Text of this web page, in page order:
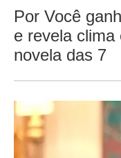
Por Você
e revela clima
novela das 7